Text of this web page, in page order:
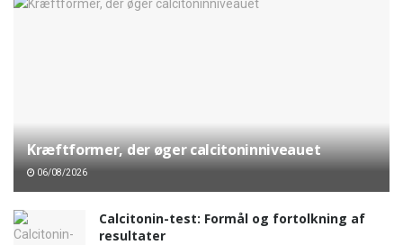
Kræftformer, der øger calcitoninniveauet
06/08/2026
Calcitonin-test: Formål og fortolkning af
resultater